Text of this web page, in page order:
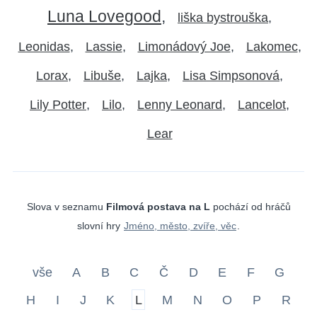
Luna Lovegood liška bystrouška
Leonidas Lassie Limonádový Joe Lakomec
Lorax Libuše Lajka Lisa Simpsonová
Lily Potter Lilo Lenny Leonard Lancelot
Lear
Slova v seznamu Filmová postava na L pochází od hráčů
slovní hry Jméno, město, zvíře, věc
vše A B C Č D E F
G
H
I J K L M N O P R